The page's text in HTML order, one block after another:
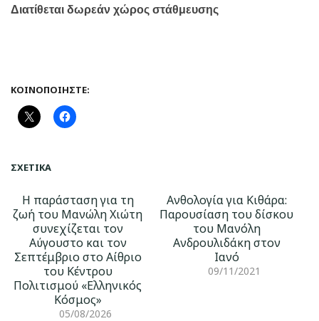
Διατίθεται δωρεάν χώρος στάθμευσης
ΚΟΙΝΟΠΟΙΉΣΤΕ:
ΣΧΕΤΙΚΆ
Η παράσταση για τη
ζωή του Μανώλη Χιώτη
συνεχίζεται τον
Αύγουστο και τον
Σεπτέμβριο στο Αίθριο
του Κέντρου
Πολιτισμού «Ελληνικός
Κόσμος»
05/08/2026
Ανθολογία για Κιθάρα:
Παρουσίαση του δίσκου
του Μανόλη
Ανδρουλιδάκη στον
Ιανό
09/11/2021